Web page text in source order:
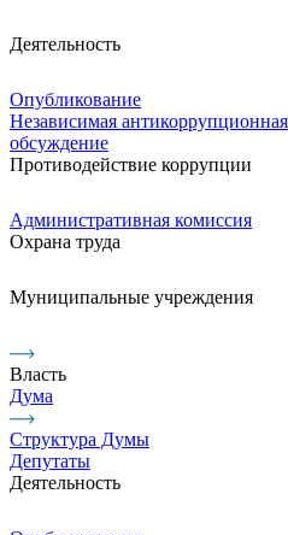
Деятельность
Опубликование
Независимая
обсуждение
Противодействие коррупции
Административная комиссия
Охрана труда
Муниципальные учреждения
Власть
Дума
Структура Думы
Депутаты
Деятельность